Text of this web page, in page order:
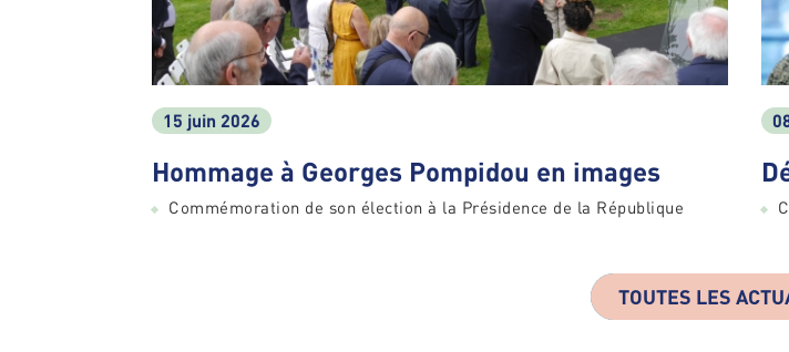
15 juin 2026
Hommage à Georges Pompidou en images
Commémoration de son élection à la Présidence de la République
TOUTES LES